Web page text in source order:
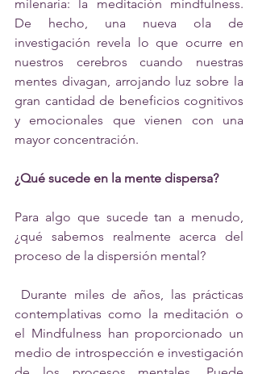
milenaria: la meditación mindfulness.
De hecho, una nueva ola de
investigación revela lo que ocurre en
nuestros cerebros cuando nuestras
mentes divagan, arrojando luz sobre la
gran cantidad de beneficios cognitivos
y emocionales que vienen con una
mayor concentración.
¿Qué sucede en la mente dispersa?
Para algo que sucede tan a menudo,
¿qué sabemos realmente acerca del
proceso de la dispersión mental?
contemplativas como la meditación o
el Mindfulness han proporcionado un
medio de introspección e investigación